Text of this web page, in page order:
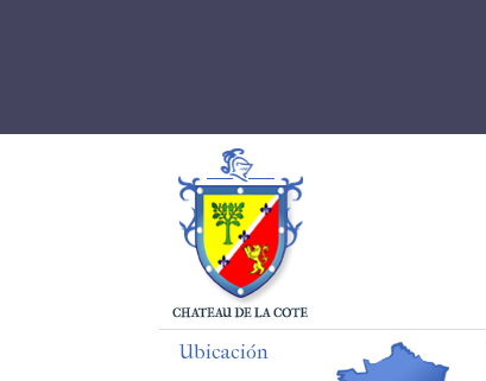
Ubicación